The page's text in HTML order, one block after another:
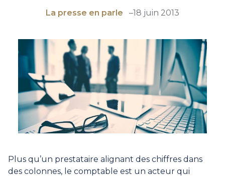
La presse en parle –18 juin 2013
Plus qu’un prestataire alignant des chiffres dans
des colonnes, le comptable est un acteur qui